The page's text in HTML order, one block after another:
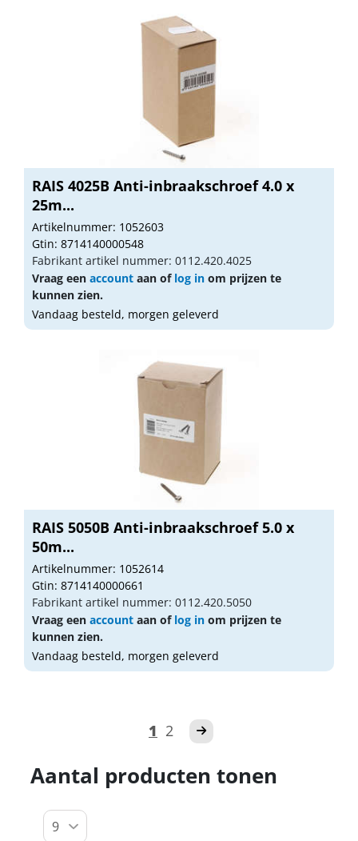
RAIS 4025B Anti-inbraakschroef 4.0 x
25m...
Artikelnummer: 1052603
Gtin: 8714140000548
Fabrikant artikel nummer: 0112.420.4025
Vraag een account aan of log in om prijzen te
kunnen zien.
Vandaag besteld, morgen geleverd
RAIS 5050B Anti-inbraakschroef 5.0 x
50m...
Artikelnummer: 1052614
Gtin: 8714140000661
Fabrikant artikel nummer: 0112.420.5050
Vraag een account aan of log in om prijzen te
kunnen zien.
Vandaag besteld, morgen geleverd
1 2
Aantal producten tonen